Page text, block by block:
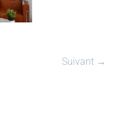
Suivant →